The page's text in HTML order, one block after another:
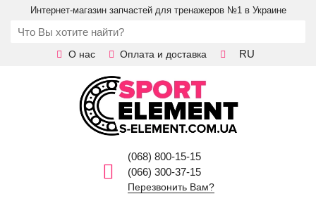
Интернет-магазин запчастей для тренажеров №1 в Украине
О нас Оплата и доставка RU
(068) 800-15-15
(066) 300-37-15
Перезвонить Вам?